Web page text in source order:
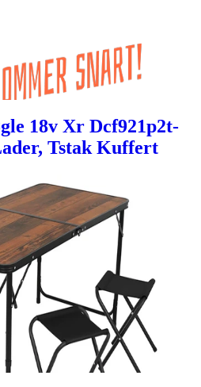
18v Xr Dcf921p2t-
Tstak Kuffert